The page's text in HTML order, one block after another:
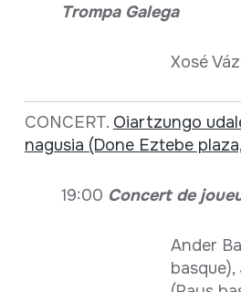
Trompa Galega
Xosé
CONCERT. Oiartzungo
nagusia (Done Eztebe
19:00 Concert de
Ander